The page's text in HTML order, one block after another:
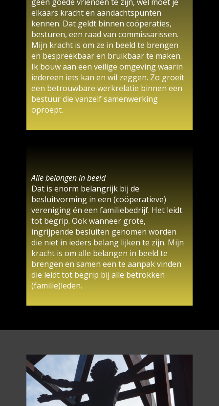
elkaars kracht en aandachtspunten
kennen. Dat geldt binnen coöperaties,
besturen, een raad van commissarissen.
Mijn kracht is om ze in beeld te brengen
en bespreekbaar en bruikbaar te maken.
Ik bouw aan een veilige omgeving waarin
iedereen iets kan en wil zeggen. Zo groeit
een betrouwbare werkrelatie binnen een
bestuur die vanzelf samenwerking
oproept.
Alle belangen in beeld
Dat is enorm belangrijk bij de
besluitvorming in een (coöperatieve)
vereniging én een familiebedrijf. Het leidt
tot begrip. Ook wanneer grote,
ingrijpende besluiten genomen worden
die niet in ieders belang lijken te zijn. Mijn
kracht is om alle belangen in beeld te
brengen en samen een te aanpak vinden
die leidt tot begrip bij alle betrokken
(familie)leden.